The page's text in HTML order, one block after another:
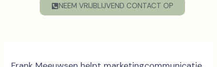
NEEM VRIJBLIJVEND CONTACT OP